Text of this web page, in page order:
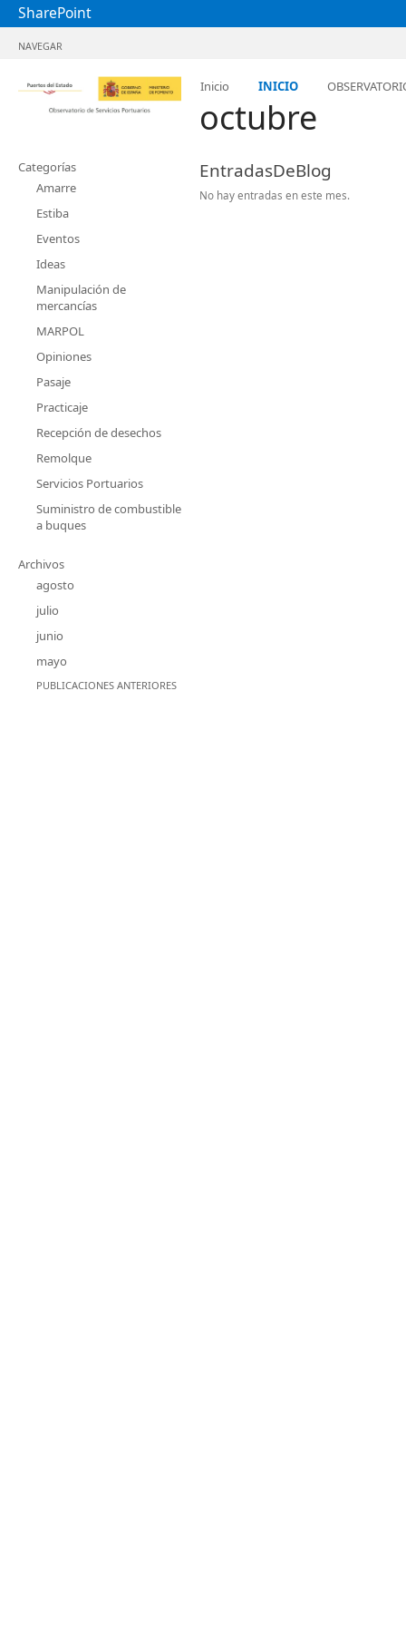
SharePoint
NAVEGAR
Inicio INICIO
octubre
Categorías
Amarre
Estiba
Eventos
Ideas
Manipulación de
mercancías
MARPOL
Opiniones
Pasaje
Practicaje
Recepción de desechos
Remolque
Servicios Portuarios
Suministro de combustible
a buques
Archivos
agosto
julio
junio
mayo
PUBLICACIONES ANTERIORES
EntradasDeBlog
No hay entradas en este mes.